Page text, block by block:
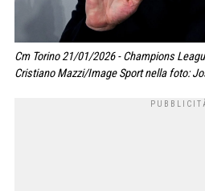
Cm Torino 21/01/2026 - Champions
Cristiano Mazzi/Image Sport nella foto: